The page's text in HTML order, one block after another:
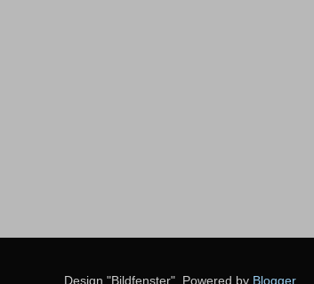
Design "Bildfenster". Powered by Blogger.